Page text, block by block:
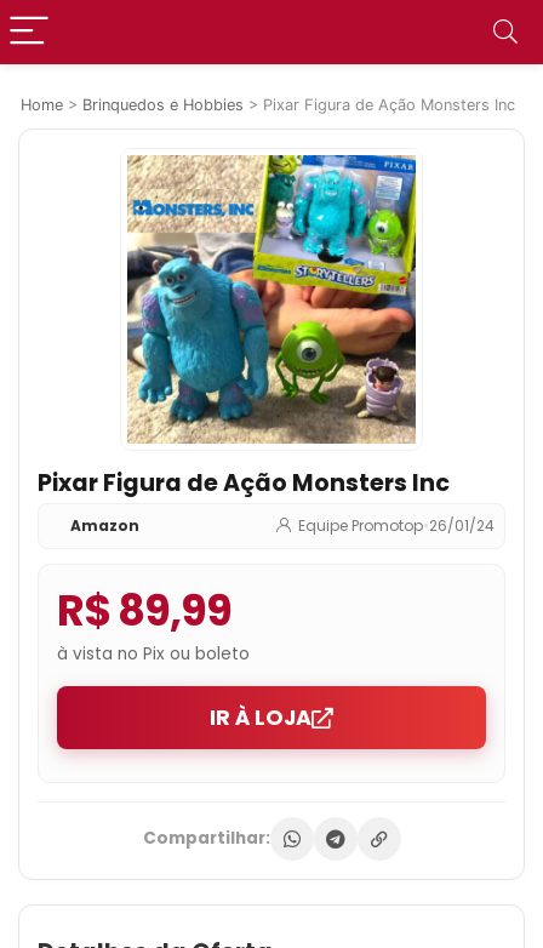
Home > Brinquedos e Hobbies > Pixar Figura de Ação Monsters Inc
Pixar Figura de Ação Monsters Inc
Amazon Equipe Promotop•26/01/24
R$ 89,99
à vista no Pix ou boleto
IR À LOJA
Compartilhar: